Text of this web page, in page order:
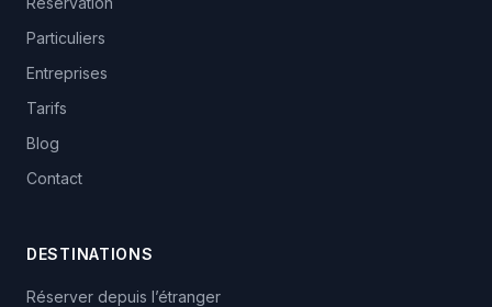
Particuliers
Entreprises
Tarifs
Blog
Contact
DESTINATIONS
Réserver depuis l’étranger